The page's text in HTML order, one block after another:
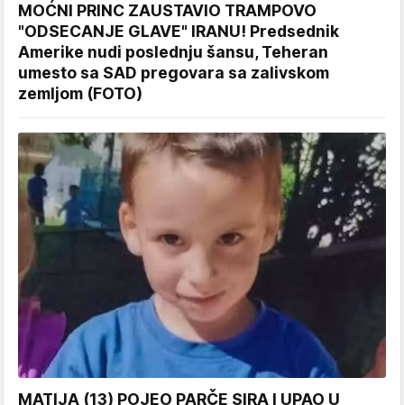
MOĆNI PRINC ZAUSTAVIO TRAMPOVO
"ODSECANJE GLAVE" IRANU! Predsednik
Amerike nudi poslednju šansu, Teheran
umesto sa SAD pregovara sa zalivskom
zemljom (FOTO)
MATIJA (13) POJEO PARČE SIRA I UPAO U